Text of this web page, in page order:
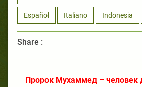
Español Italiano Indonesia
Share :
Пророк Мухаммед – человек